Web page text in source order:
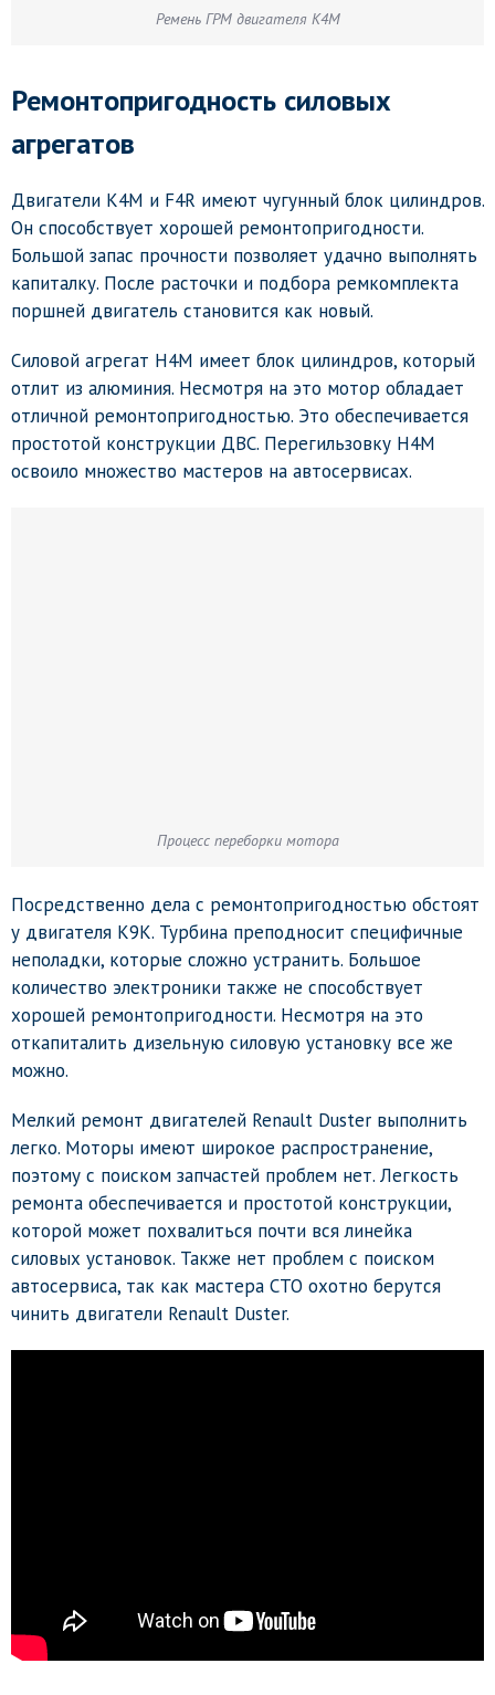
Ремень ГРМ двигателя K4M
Ремонтопригодность силовых
агрегатов
Двигатели K4M и F4R имеют чугунный блок цилиндров.
Он способствует хорошей ремонтопригодности.
Большой запас прочности позволяет удачно выполнять
капиталку. После расточки и подбора ремкомплекта
поршней двигатель становится как новый.
Силовой агрегат H4M имеет блок цилиндров, который
отлит из алюминия. Несмотря на это мотор обладает
отличной ремонтопригодностью. Это обеспечивается
простотой конструкции ДВС. Перегильзовку H4M
освоило множество мастеров на автосервисах.
Процесс переборки мотора
Посредственно дела с ремонтопригодностью обстоят
у двигателя K9K. Турбина преподносит специфичные
неполадки, которые сложно устранить. Большое
количество электроники также не способствует
хорошей ремонтопригодности. Несмотря на это
откапиталить дизельную силовую установку все же
можно.
Мелкий ремонт двигателей Renault Duster выполнить
легко. Моторы имеют широкое распространение,
поэтому с поиском запчастей проблем нет. Легкость
ремонта обеспечивается и простотой конструкции,
которой может похвалиться почти вся линейка
силовых установок. Также нет проблем с поиском
автосервиса, так как мастера СТО охотно берутся
чинить двигатели Renault Duster.